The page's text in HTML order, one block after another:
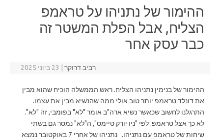
ההימור של נתניהו על טראמפ
הצליח, אבל הפלת המשטר זה
כבר עסק אחר
רביב דרוקר 23 ביוני 2025
ההימור של בנימין נתניהו הצליח. ראש הממשלה הוכיח שהוא מבין
את דונלד טראמפ יותר טוב אולי ממה שהנשיא מבין את עצמו.
התרגלנו לחשוב שכאשר נשיא ארה"ב אומר "לא" בפומבי, זה "לא".
לא כך אצל טראמפ. לפי "ניו יורק טיימס", ה"לא" נמסר גם בשתי
שיחות של טראמפ עם נתניהו. נתניהו של אחרי 7 באוקטובר נמצא